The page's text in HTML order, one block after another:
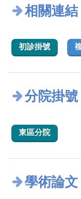
相關連結
初診掛號
分院掛號
東區分院
學術論文